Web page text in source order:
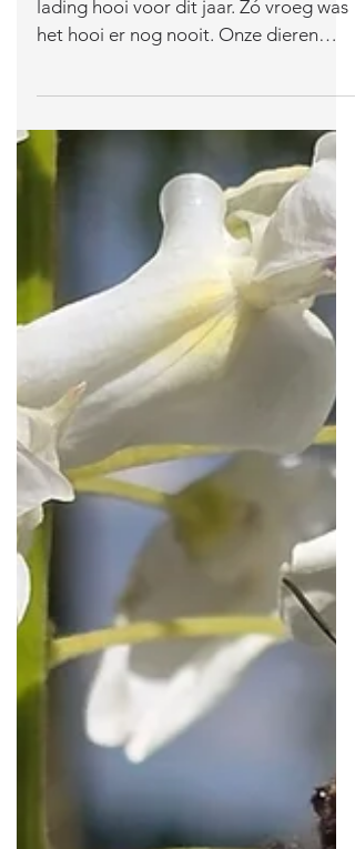
lekkerrrrrrrrrr
het hooi er nog nooit. Onze dieren
moeten natuurlijk eerst het...